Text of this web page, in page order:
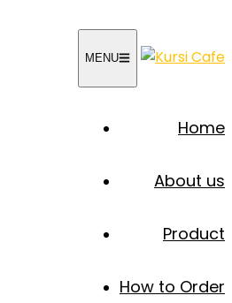
MENU
Home
About us
Product
How to Order